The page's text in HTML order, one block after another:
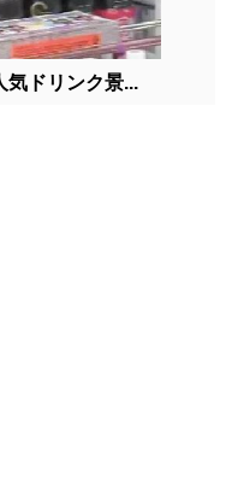
ドリンク景...